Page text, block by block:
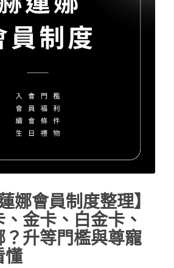
娜會員制度整理】
金卡、白金卡、
升等門檻與尊寵
懂